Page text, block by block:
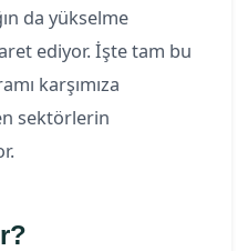
da yükselme
ediyor. İşte tam bu
karşımıza
sektörlerin